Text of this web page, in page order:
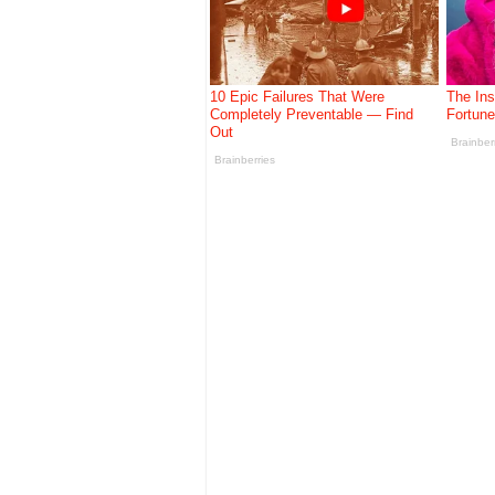
Kontroversi Kad Merah FIFA
Apa Itu Komputer Kuantum
Kejatuhan Kerajaan Islam